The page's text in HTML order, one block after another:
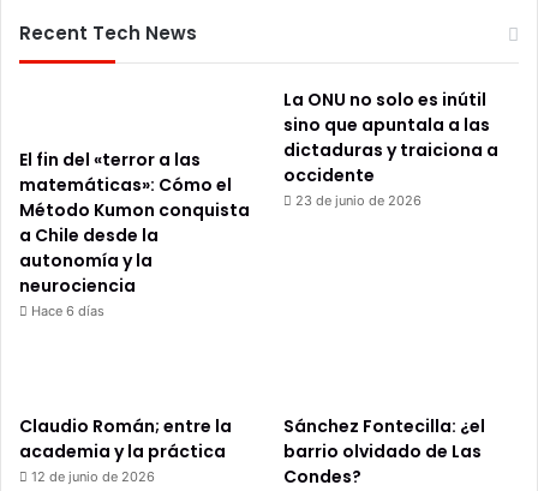
Recent Tech News
El fin del «terror a las
matemáticas»: Cómo el
Método Kumon conquista
a Chile desde la
autonomía y la
neurociencia
Hace 6 días
La ONU no solo es inútil
sino que apuntala a las
dictaduras y traiciona a
occidente
23 de junio de 2026
Claudio Román; entre la
academia y la práctica
12 de junio de 2026
Sánchez Fontecilla: ¿el
barrio olvidado de Las
Condes?